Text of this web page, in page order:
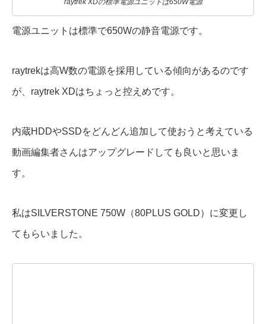
raytrek XDの標準電源ユニットは650W電源
電源ユニットは標準で650Wの静音電源です。
raytrekは高W数の電源を採用している傾向があるのです
が、raytrek XDはちょっと控えめです。
内蔵HDDやSSDをどんどん追加して使おうと考えている
動画編集者さんはアップグレードしても良いと思いま
す。
私はSILVERSTONE 750W（80PLUS GOLD）に変更し
てもらいました。